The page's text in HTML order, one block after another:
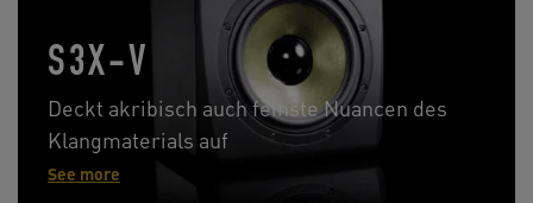
S3X-V
Deckt akribisch auch feinste Nuancen des
Klangmaterials auf
See more